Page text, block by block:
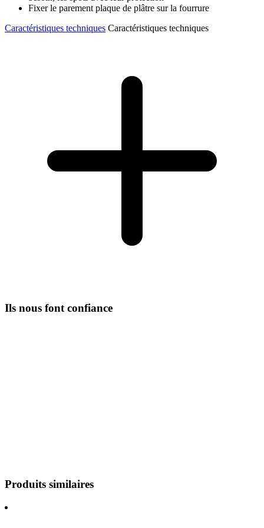
Fixer le parement plaque de plâtre sur la fourrure
Caractéristiques techniques Caractéristiques techniques
Ils nous font confiance
Produits similaires